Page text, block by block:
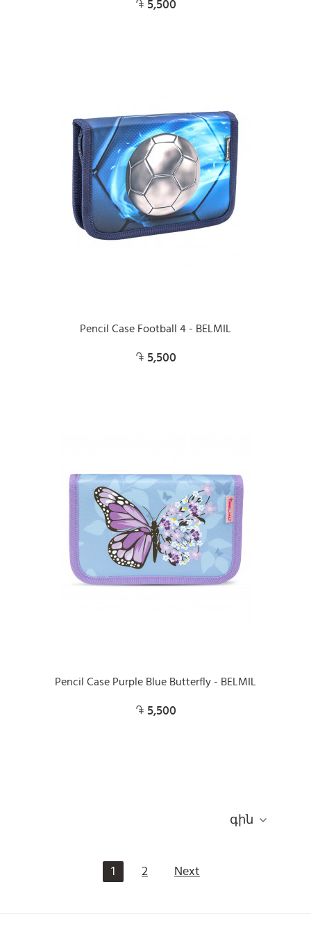
5,500
Pencil Case Football 4 - BELMIL
5,500
Pencil Case Purple Blue Butterfly - BELMIL
5,500
գին
1 2 Next